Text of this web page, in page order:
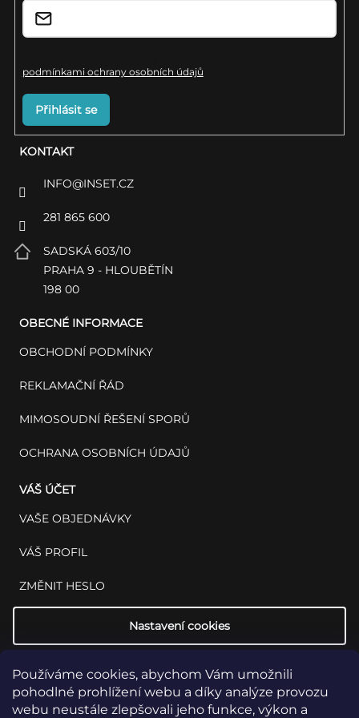
Používáme cookies, abychom Vám umožnili
pohodlné prohlížení webu a díky analýze provozu
webu neustále zlepšovali jeho funkce, výkon a
KONTAKT
INFO@INSET.CZ
281 865 600
SADSKÁ 603/10
PRAHA 9 - HLOUBĚTÍN
198 00
OBECNÉ INFORMACE
OBCHODNÍ PODMÍNKY
REKLAMAČNÍ ŘÁD
MIMOSOUDNÍ ŘEŠENÍ SPORŮ
OCHRANA OSOBNÍCH ÚDAJŮ
VÁŠ ÚČET
VAŠE OBJEDNÁVKY
VÁŠ PROFIL
ZMĚNIT HESLO
Nastavení cookies
podmínkami ochrany osobních údajů
Přihlásit se